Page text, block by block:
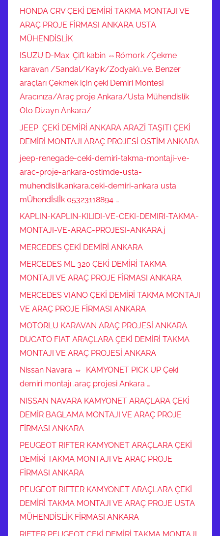
HONDA CRV ÇEKİ DEMİRİ TAKMA MONTAJI VE
ARAÇ PROJE FİRMASI ANKARA USTA
MÜHENDİSLİK
ISUZU D-Max: Çift kabin ⇔Römork /Çekme
karavan /Sandal/Kayık/Zodyak’ı…ve. Benzer
araçları Çekmek için çeki Demiri Montesi
Aracınıza/Araç proje Ankara/Usta Mühendislik
Oto Dizayn Ankara/
JEEP ÇEKİ DEMİRİ ANKARA ARAZİ TAŞITI ÇEKİ
DEMİRİ MONTAJI ARAÇ PROJESİ OSTİM ANKARA
jeep-renegade-ceki-demiri-takma-montaji-ve-
arac-proje-ankara-ostimde-usta-
muhendislik.ankara.ceki-demiri-ankara usta
mÜhendİslİk 05323118894 …
KAPLIN-KAPLIN-KILIDI-VE-CEKI-DEMIRI-TAKMA-
MONTAJI-VE-ARAC-PROJESI-ANKARA.j
MERCEDES ÇEKİ DEMİRİ ANKARA
MERCEDES ML 320 ÇEKİ DEMİRİ TAKMA
MONTAJI VE ARAÇ PROJE FİRMASI ANKARA
MERCEDES VIANO ÇEKİ DEMİRİ TAKMA MONTAJI
VE ARAÇ PROJE FİRMASI ANKARA
MOTORLU KARAVAN ARAÇ PROJESİ ANKARA
DUCATO FIAT ARAÇLARA ÇEKİ DEMİRİ TAKMA
MONTAJI VE ARAÇ PROJESİ ANKARA
Nissan Navara ⇔ KAMYONET PICK UP Çeki
demiri montajı .araç projesi Ankara …
NISSAN NAVARA KAMYONET ARAÇLARA ÇEKİ
DEMİR BAGLAMA MONTAJI VE ARAÇ PROJE
FİRMASI ANKARA
PEUGEOT RIFTER KAMYONET ARAÇLARA ÇEKİ
DEMİRİ TAKMA MONTAJI VE ARAÇ PROJE
FİRMASI ANKARA
PEUGEOT RIFTER KAMYONET ARAÇLARA ÇEKİ
DEMİRİ TAKMA MONTAJI VE ARAÇ PROJE USTA
MÜHENDİSLİK FİRMASI ANKARA